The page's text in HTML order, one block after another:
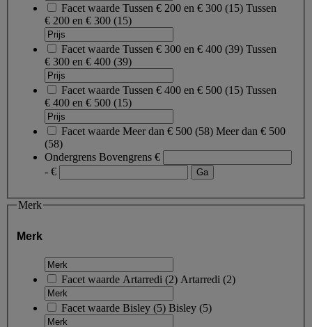
Facet waarde Tussen € 200 en € 300 (15) Tussen
€ 200 en € 300 (15)
Facet waarde Tussen € 300 en € 400 (39) Tussen
€ 300 en € 400 (39)
Facet waarde Tussen € 400 en € 500 (15) Tussen
€ 400 en € 500 (15)
Facet waarde Meer dan € 500 (58) Meer dan € 500
(58)
Ondergrens Bovengrens €
- €
Merk
Merk
Facet waarde Artarredi (2) Artarredi (2)
Facet waarde Bisley (5) Bisley (5)